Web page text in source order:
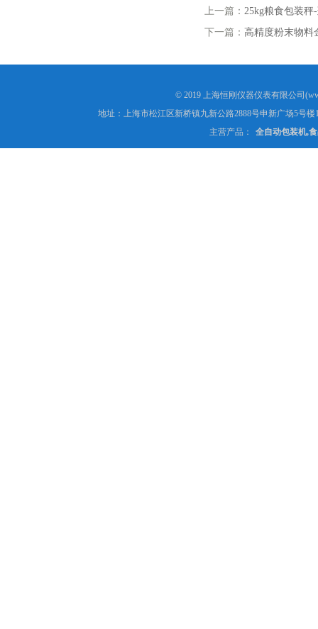
上一篇： 25kg粮食包装秤
下一篇： 高精度粉末物料
© 2019 上海恒刚仪器仪表有限公司
地址：上海市松江区新桥镇九新公路2888号申新广场5号楼
主营产品：
全自动包装机,